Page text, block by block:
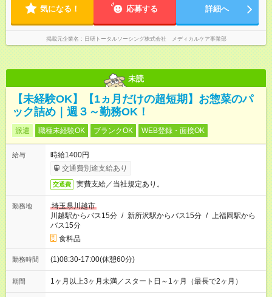
気になる！ 応募する 詳細へ
掲載元企業名 日研トータルソーシング株式会社 メディカルケア事業部
未読
【未経験OK】【1ヵ月だけの超短期】お惣菜のパ
ック詰め｜週３～勤務OK！
派遣 職種未経験OK ブランクOK WEB登録・面接OK
給与
時給1400円
交通費別途支給あり
交通費 実費支給／当社規定あり。
勤務地
埼玉県川越市
川越駅からバス15分 / 新所沢駅からバス15分 / 上福岡駅から
バス15分
食料品
勤務時間 (1)08:30-17:00(休憩60分)
期間 1ヶ月以上3ヶ月未満／スタート日～1ヶ月（最長で2ヶ月）